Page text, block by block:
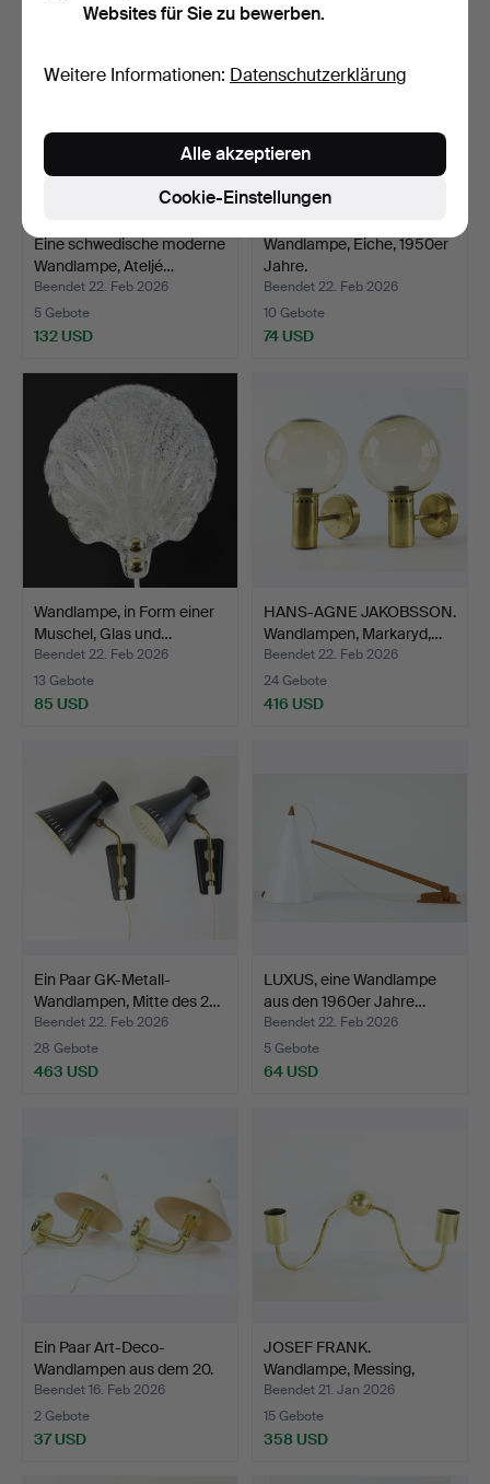
Eine schwedische moderne
Wandlampe, Ateljé…
Beendet 22. Feb 2026
5 Gebote
132 USD
Wandlampe, Eiche, 1950er
Jahre.
Beendet 22. Feb 2026
10 Gebote
74 USD
Wandlampe, in Form einer
Muschel, Glas und…
Beendet 22. Feb 2026
13 Gebote
85 USD
HANS-AGNE JAKOBSSON.
Wandlampen, Markaryd,…
Beendet 22. Feb 2026
24 Gebote
416 USD
Ein Paar GK-Metall-
Wandlampen, Mitte des 2…
Beendet 22. Feb 2026
28 Gebote
463 USD
LUXUS, eine Wandlampe
aus den 1960er Jahre…
Beendet 22. Feb 2026
5 Gebote
64 USD
Ein Paar Art-Deco-
Wandlampen aus dem 20.
J…
Beendet 16. Feb 2026
2 Gebote
37 USD
JOSEF FRANK.
Wandlampe, Messing,
Modell 23…
Beendet 21. Jan 2026
15 Gebote
358 USD
Websites für Sie zu bewerben.
Weitere Informationen: Datenschutzerklärung
Cookie-Einstellungen
Alle akzeptieren